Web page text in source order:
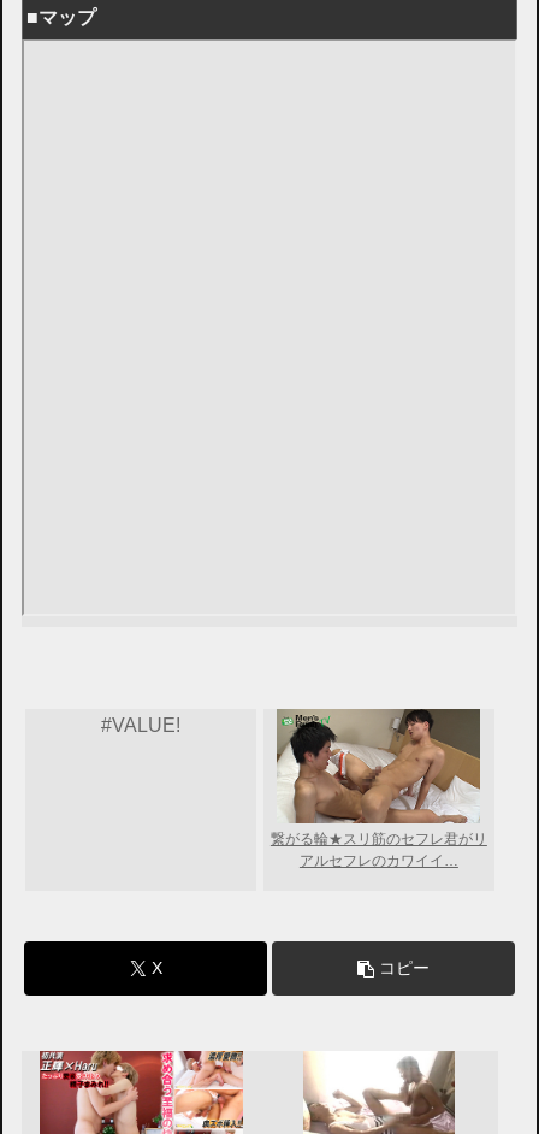
■マップ
#VALUE!
繋がる輪★スリ筋のセフレ君がリ
アルセフレのカワイイ…
X コピー